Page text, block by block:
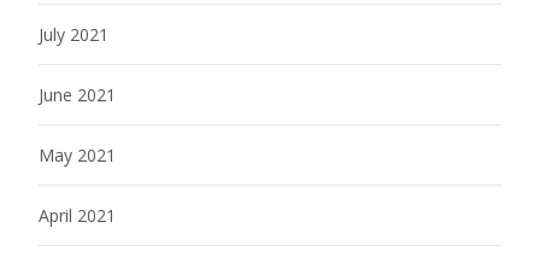
July 2021
June 2021
May 2021
April 2021